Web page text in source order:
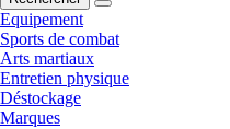
Equipement
Sports de combat
Arts martiaux
Entretien physique
Déstockage
Marques